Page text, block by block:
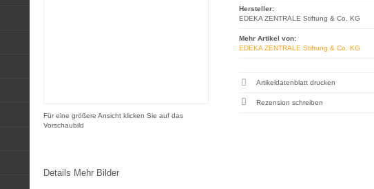
Für eine größere Ansicht klicken Sie auf das
Vorschaubild
Hersteller:
EDEKA ZENTRALE Stiftung & Co. KG
Mehr Artikel von:
EDEKA ZENTRALE Stiftung & Co. KG
Artikeldatenblatt drucken
Rezension schreiben
Details Mehr Bilder